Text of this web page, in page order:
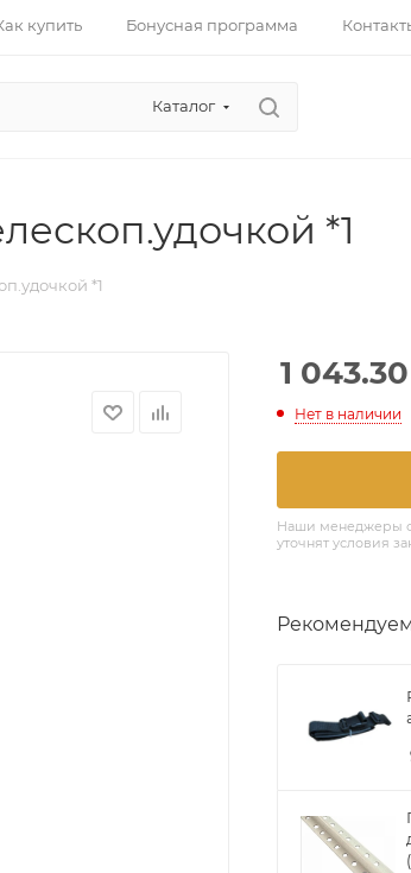
купить Бонусная программа
Каталог
*1
*1
1 043.30
Нет в наличии
Наши менеджеры
уточнят условия
Рекомендуем